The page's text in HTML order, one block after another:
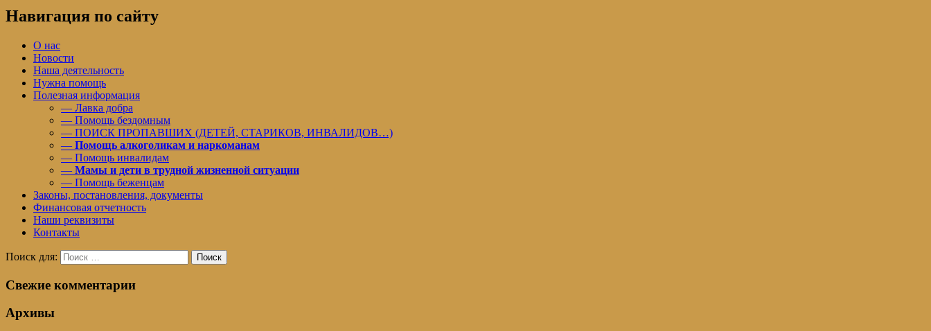
Навигация по сайту
О нас
Новости
Наша деятельность
Нужна помощь
Полезная информация
— Лавка добра
— Помощь бездомным
— ПОИСК ПРОПАВШИХ (ДЕТЕЙ, СТАРИКОВ, ИНВАЛИДОВ…)
— Помощь алкоголикам и наркоманам
— Помощь инвалидам
— Мамы и дети в трудной жизненной ситуации
— Помощь беженцам
Законы, постановления, документы
Финансовая отчетность
Наши реквизиты
Контакты
Поиск для: Поиск
Свежие комментарии
Архивы